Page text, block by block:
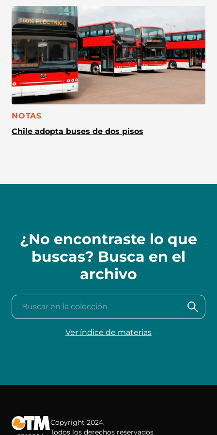
CATEGORÍA:
NOTAS
Chile adopta buses de dos pisos
¿No encontraste lo que
buscas? Busca en el
archivo
Buscar en la colección
Ver índice de materias
Copyright 2024.
Todos los derechos reservados